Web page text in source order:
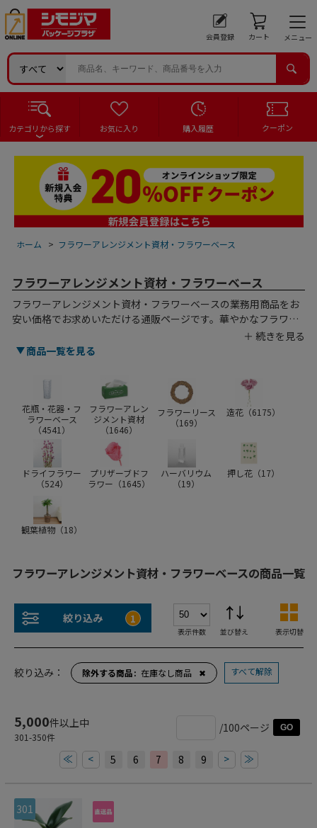
会員登録 カート メニュー
カテゴリから探す お気に入り 購入履歴 クーポン
ホーム > フラワーアレンジメント資材・フラワーベース
フラワーアレンジメント資材・フラワーベース
フラワーアレンジメント資材・フラワーベースの業務用商品をお
安い価格でお求めいただける通販ページです。華やかなフラワー
アレンジメントには、こだわりの資材が欠かせません。用途に応
じた花器にプリザーブドフラワーや造花を飾れば、小売店や飲食
使うと、瑞々しい生花を長持ちさせることができます。ピックや
リボン、ラッピングアクセサリーが華やかさをプラスしてくれ
て、大切なギフトにもぴったりです。はさみなどのツールも揃え
て、アレンジメントの幅を広げましょう。プロの方はもちろん、
趣味で楽しむ方にもおすすめの豊富なアイテムを取り揃えていま
商品一覧を見る
花瓶・花器・フ
ラワーベース
（4541 ）
フラワーアレン
ジメント資材
（1646）
フラワーリース
（169）
造花（6175）
ドライフラワー
（524）
プリザーブドフ
ラワー（1645）
ハーバリウム
（19）
押し花（17）
観葉植物（18）
フラワーアレンジメント資材・フラワーベースの商品一覧
絞り込み 1
表示件数 並び替え 表示切替
絞り込み： 除外する商品 在庫なし商品 ✖ すべて解除
5,000件以上中
301-350件
/100ページ GO
≪ < 5 6 7 8 9 > ≫
301